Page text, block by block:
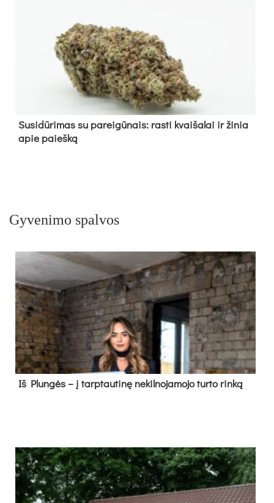
Su­si­dū­ri­mas su pa­rei­gū­nais: ras­ti kvai­ša­lai ir ži­nia
apie paieš­ką
Gyvenimo spalvos
Iš Plungės – į tarptautinę nekilnojamojo turto rinką